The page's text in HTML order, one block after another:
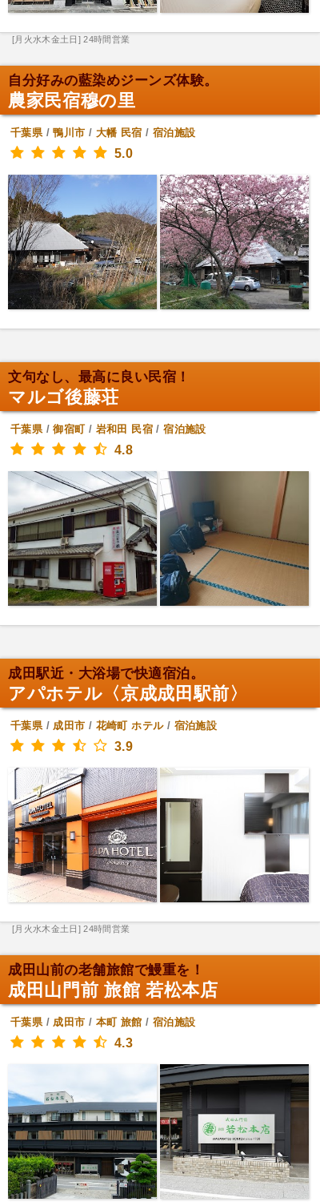
[月火水木金土日] 24時間営業
自分好みの藍染めジーンズ体験。
農家民宿穆の里
千葉県/鴨川市 / 大幡 民宿 / 宿泊施設
5.0
文句なし、最高に良い民宿！
マルゴ後藤荘
千葉県/御宿町/ 岩和田 民宿 /宿泊施設
4.8
成田駅近・大浴場で快適宿泊。
アパホテル〈京成成田駅前〉
千葉県/成田市 / 花崎町 ホテル/ 宿泊施設
3.9
[月火水木金土日] 24時間営業
成田山前の老舗旅館で鰻重を！
成田山門前 旅館 若松本店
千葉県/成田市 / 本町 旅館 / 宿泊施設
4.3